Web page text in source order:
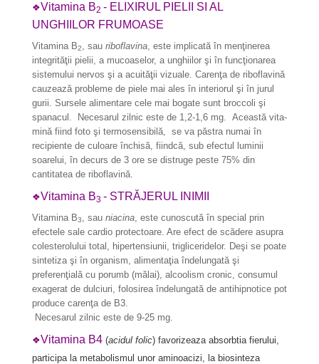
❖Vitamina B2 - ELIXIRUL PIELII SI AL
UNGHIILOR FRUMOASE
Vitamina B2, sau riboflavina, este im­plicată în menţinerea
integrităţii pielii, a mucoaselor, a unghiilor şi în funcţionarea
sistemului nervos şi a acuităţii vizuale. Carenţa de riboflavină
cauzează proble­me de piele mai ales în interiorul şi în jurul
gurii. Sursele alimentare cele mai bogate sunt broccoli şi
spanacul. Necesarul zilnic este de 1,2-1,6 mg. Această vita­
mină fiind foto şi termosensibilă, se va păstra numai în
recipiente de cu­loare închisă, fiindcă, sub efectul luminii
soarelui, în decurs de 3 ore se distruge peste 75% din
cantitatea de riboflavină.
❖Vitamina B3 - STRĂJERUL INIMII
Vitamina B3, sau niacina, este cunoscută în special prin
efectele sale cardio protec­toare. Are efect de scădere asupra
colesterolului total, hipertensiunii, trigliceridelor. Deşi se poate
sintetiza şi în organism, alimentaţia îndelungată şi
preferenţială cu po­rumb (mălai), alcoolism cronic, consumul
exagerat de dulciuri, folosirea îndelungată de antihipnotice pot
produce carenţa de B3.
Necesarul zilnic este de 9-25 mg.
❖Vitamina B4 (acidul folic) favorizeaza absorbtia fierului,
participa la metabolismul unor aminoacizi, la biosinteza